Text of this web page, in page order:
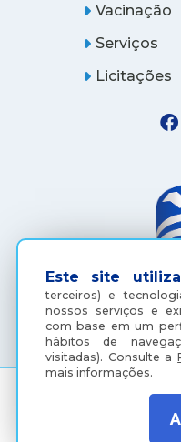
Este site
terceiros) e
nossos serviços e
com base em um
hábitos de
visitadas). Consulte a
mais informações.
Vacinação
Serviços
Licitações
Rua Coelho Neto, 73,